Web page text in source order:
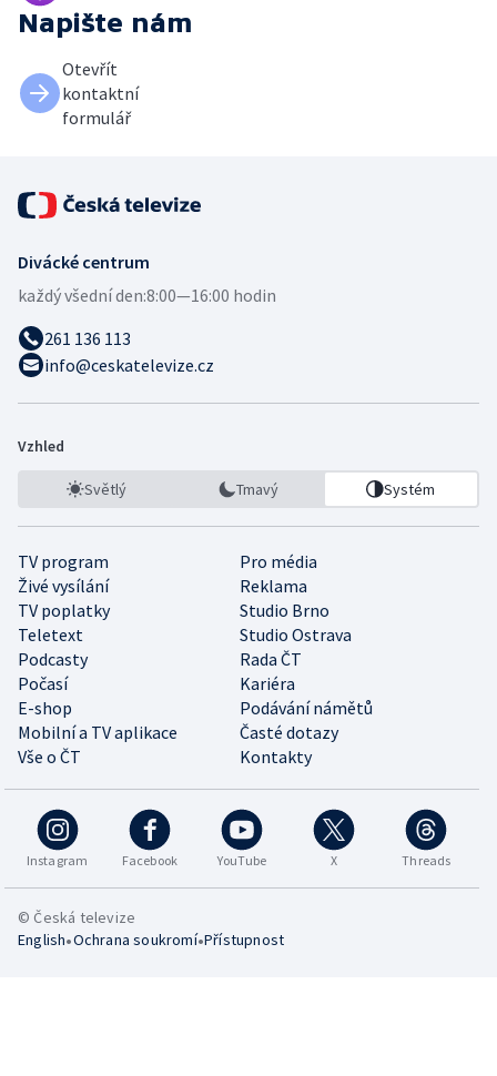
Napište nám
Otevřít
kontaktní
formulář
Divácké centrum
každý všední den:8:00—16:00 hodin
261 136 113
info@ceskatelevize.cz
Vzhled
Světlý Tmavý Systém
TV program
Pro média
Živé vysílání
Reklama
TV poplatky
Studio Brno
Teletext
Studio Ostrava
Podcasty
Rada ČT
Počasí
Kariéra
E-shop
Podávání námětů
Mobilní a TV aplikace
Časté dotazy
Vše o ČT
Kontakty
Instagram Facebook YouTube X Threads
© Česká televize
English•Ochrana soukromí•Přístupnost